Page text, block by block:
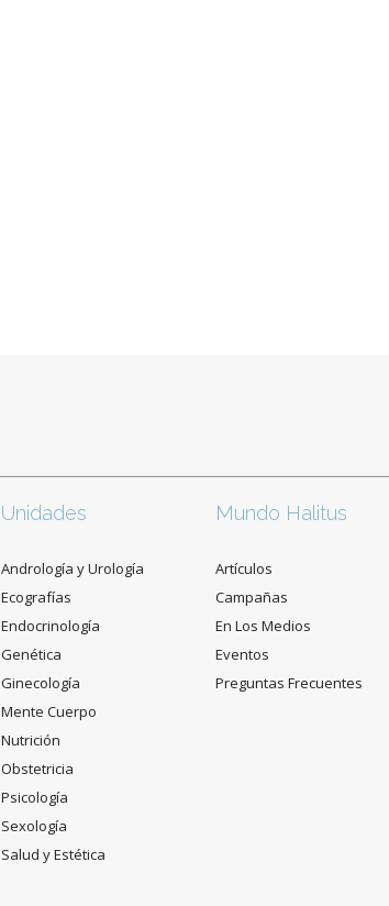
Unidades
Andrología y Urología
Ecografías
Endocrinología
Genética
Ginecología
Mente Cuerpo
Nutrición
Obstetricia
Psicología
Sexología
Salud y Estética
Mundo Halitus
Artículos
Campañas
En Los Medios
Eventos
Preguntas Frecuentes